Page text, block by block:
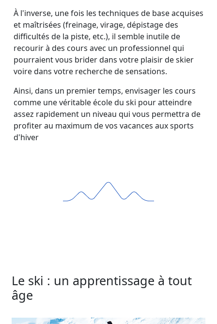
À l'inverse, une fois les techniques de base acquises
et maîtrisées (freinage, virage, dépistage des
difficultés de la piste, etc.), il semble inutile de
recourir à des cours avec un professionnel qui
pourraient vous brider dans votre plaisir de skier
voire dans votre recherche de sensations.
Ainsi, dans un premier temps, envisager les cours
comme une véritable école du ski pour atteindre
assez rapidement un niveau qui vous permettra de
profiter au maximum de vos vacances aux sports
d'hiver
Le ski : un apprentissage à tout
âge